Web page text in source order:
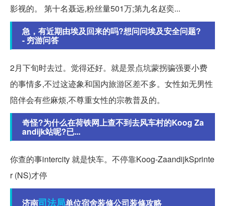
影视的。 第十名聂远,粉丝量501万;第九名赵奕...
急，有近期由埃及回来的吗?想问问埃及安全问题?
- 穷游问答
2月下旬时去过。觉得还好。就是景点坑蒙拐骗强要小费
的事情多,不过这迹象和国内旅游区差不多。女性如无男性
陪伴会有些麻烦,不尊重女性的宗教普及的。
奇怪?为什么在荷铁网上查不到去风车村的Koog Za
andijk站呢?已...
你查的事intercity 就是快车。不停靠Koog-ZaandijkSprinte
r (NS)才停
济南司法局单位宿舍装修公司装修攻略